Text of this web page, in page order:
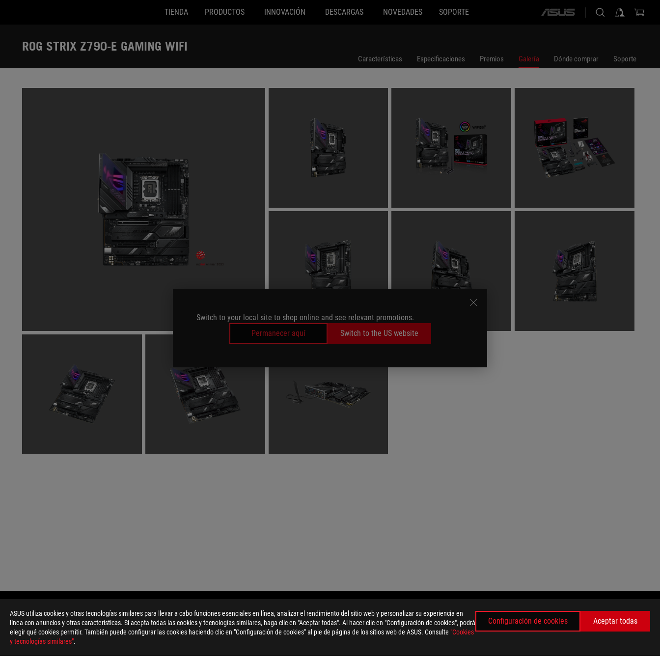
ASUS utiliza cookies y otras tecnologías similares para llevar a cabo funciones esenciales en línea, analizar el rendimiento del sitio web y personalizar su experiencia en
línea con anuncios y otras características. Si acepta todas las cookies y tecnologías similares, haga clic en "Aceptar todas". Al hacer clic en "Configuración de cookies", podrá
elegir qué cookies permitir. También puede configurar las cookies haciendo clic en "Configuración de cookies" al pie de página de los sitios web de ASUS. Consulte "Cookies
y tecnologías similares".
Configuración de cookies Aceptar todas
Switch to your local site to shop online and see relevant promotions.
Permanecer aquí
Switch to the US website
TIENDA PRODUCTOS INNOVACIÓN DESCARGAS NOVEDADES SOPORTE
ASUS
ROG STRIX Z790-E GAMING WIFI
Galería
Características Especificaciones Premios Galería Dónde comprar Soporte
> GAMING TARJETAS MADRE > TARJETAS MADRE FILTER > ROG STRIX Z790-E GAMING WIFI GALLERY
TIPO DE PAGO ADMITIDO
REGISTRARSE